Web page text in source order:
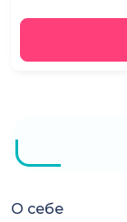
О себе